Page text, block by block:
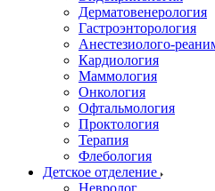
Дерматовенерология
Гастроэнторология
Анестезиолого-
Кардиология
Маммология
Онкология
Офтальмология
Проктология
Терапия
Флебология
Детское отделение
Невролог